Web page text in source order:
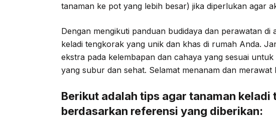
tanaman ke pot yang lebih besar) jika diperlukan agar
Dengan mengikuti panduan budidaya dan perawatan di
keladi tengkorak yang unik dan khas di rumah Anda.
ekstra pada kelembapan dan cahaya yang sesuai
yang subur dan sehat. Selamat menanam dan merawat
Berikut adalah tips agar tanaman keladi
berdasarkan referensi yang diberikan: